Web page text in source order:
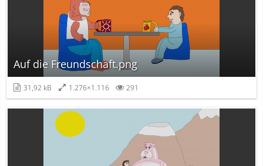
Auf die Freundschaft.png
31,92 kB 1.276×1.116 291